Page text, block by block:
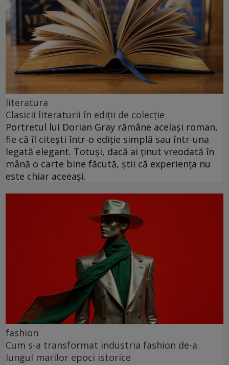
literatura
Clasicii literaturii în ediții de colecție
Portretul lui Dorian Gray rămâne același roman,
fie că îl citești într-o ediție simplă sau într-una
legată elegant. Totuși, dacă ai ținut vreodată în
mână o carte bine făcută, știi că experiența nu
este chiar aceeași.
fashion
Cum s-a transformat industria fashion de-a
lungul marilor epoci istorice